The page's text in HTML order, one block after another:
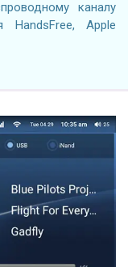
каналу
Apple